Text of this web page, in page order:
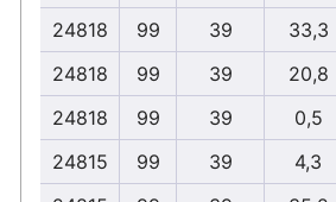
24818
99 39
33,3
24818
99 39
20,8
24818
99 39
0,5
24815
99 39
4,3